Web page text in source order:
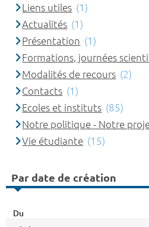
Liens utiles (1)
Actualités (1)
Présentation (1)
Formations, journées
Modalités de recours (2)
Contacts (1)
Ecoles et instituts (85)
Notre politique - Notre
Vie étudiante (15)
Par date de création
Du